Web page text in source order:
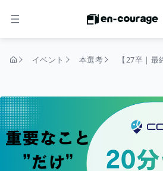
メニュー
イベント 本選考